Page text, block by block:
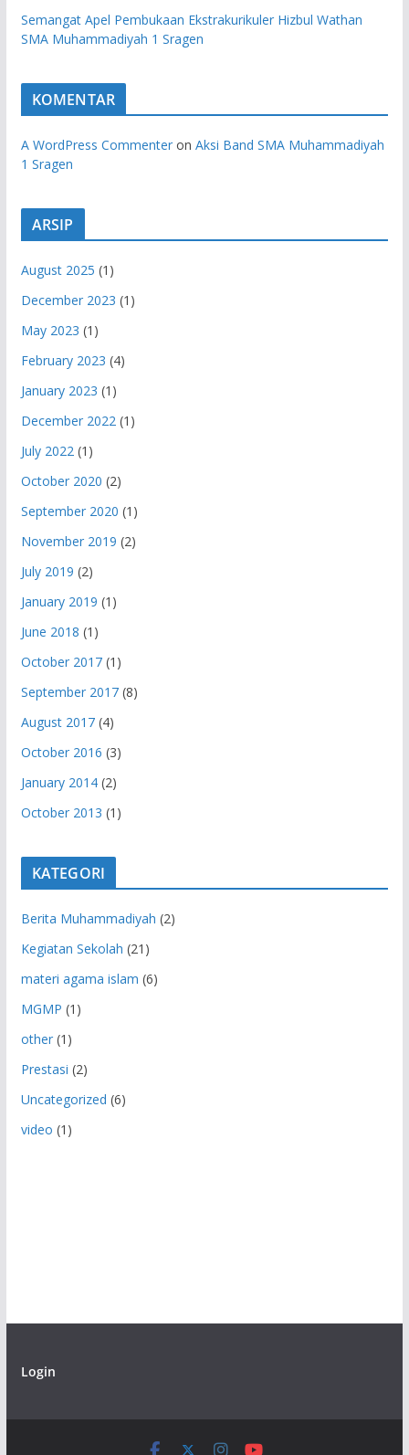
Semangat Apel Pembukaan Ekstrakurikuler Hizbul Wathan
SMA Muhammadiyah 1 Sragen
KOMENTAR
A WordPress Commenteron Aksi Band SMA Muhammadiyah
1 Sragen
ARSIP
August 2025 (1)
December 2023 (1)
May 2023 (1)
February 2023 (4)
January 2023 (1)
December 2022(1)
July 2022(1)
October 2020 (2)
September 2020 (1)
November 2019 (2)
July 2019 (2)
January 2019 (1)
June 2018 (1)
October 2017(1)
September 2017(8)
August 2017(4)
October 2016 (3)
January 2014(2)
October 2013 (1)
KATEGORI
Berita Muhammadiyah (2)
Kegiatan Sekolah (21)
materi agama islam (6)
MGMP (1)
other(1)
Prestasi (2)
Uncategorized (6)
video (1)
Login